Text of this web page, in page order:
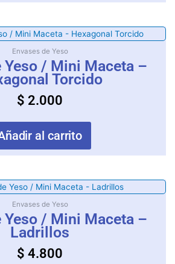
Envases de Yeso
Yeso / Mini Maceta –
Torcido
$ 2.000
al carrito
Envases de Yeso
Yeso / Mini Maceta –
Ladrillos
$ 4.800